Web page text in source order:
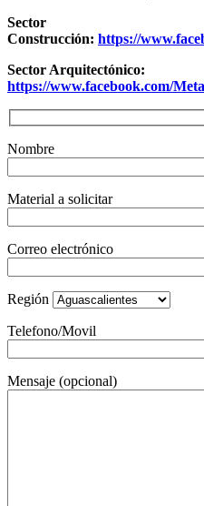
Sector
Construcción: https://
Sector Arquitectónico:
https://www.facebook.com/
Nombre
Material a solicitar
Correo electrónico
Región
Telefono/Movil
Mensaje (opcional)